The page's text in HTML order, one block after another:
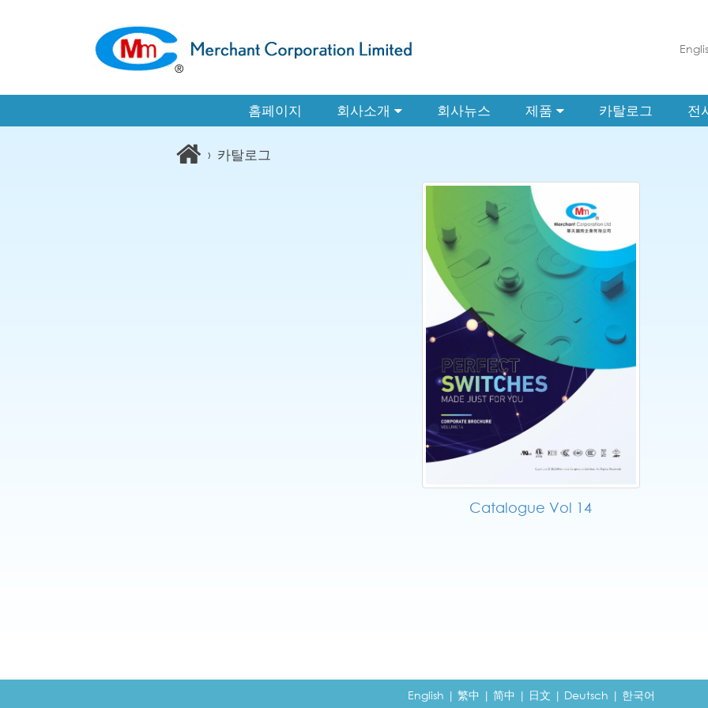
홈페이지 회사소개 회사뉴스 제품 카탈로그 전
› 카탈로그
Catalogue Vol 14
English | 繁中 | 简中 | 日文 | Deutsch | 한국어